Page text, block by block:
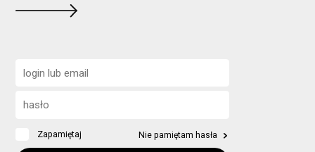
Zapamiętaj Nie pamiętam hasła